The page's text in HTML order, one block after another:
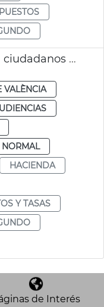
Devolución del IBI 2024 a ciudadanos pedanías del Sur
VALÈNCIA
NORMAL
HACIENDA
Y TASAS
de Interés